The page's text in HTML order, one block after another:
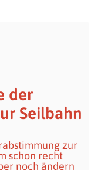
der
Seilbahn
zur
schon recht
noch ändern